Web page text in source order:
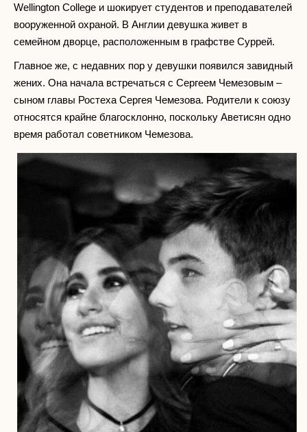
Wellington College и шокирует студентов и преподавателей
вооруженной охраной. В Англии девушка живет в
семейном дворце, расположенным в графстве Суррей.
Главное же, с недавних пор у девушки появился завидный
жених. Она начала встречаться с Сергеем Чемезовым –
сыном главы Ростеха Сергея Чемезова. Родители к союзу
относятся крайне благосклонно, поскольку Аветисян одно
время работал советником Чемезова.